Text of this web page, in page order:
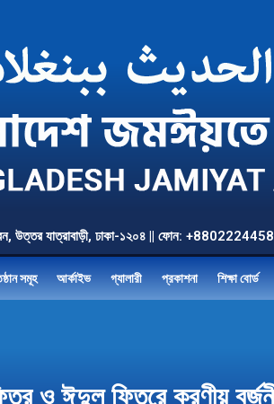
ভবন, উত্তর যাত্রাবাড়ী, ঢাকা-১২০৪ || ফোন:
সমূহ আর্কাইভ গ্যালারী প্রকাশনা শিক্ষা বোর্ড
ও ঈদুল ফিতরে করণীয়